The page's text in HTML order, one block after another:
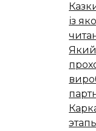
із
Який